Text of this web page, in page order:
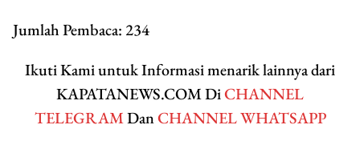
Jumlah Pembaca: 234
Ikuti Kami untuk Informasi menarik lainnya dari
KAPATANEWS.COM DiCHANNEL
TELEGRAMDanCHANNEL WHATSAPP